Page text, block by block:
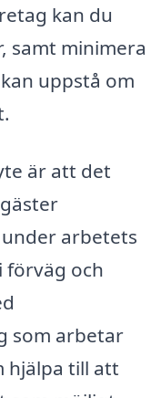
kan du
samt minimera
uppstå om
är att det
arbetets
förväg och
som arbetar
hjälpa till att